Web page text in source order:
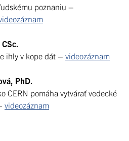
poznaniu –
ihly v kope dát – videozáznam
PhD.
CERN pomáha vytvárať vedecké
videozáznam